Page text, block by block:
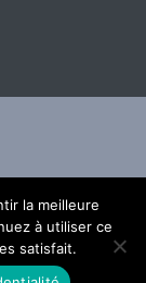
la meilleure
à utiliser ce
satisfait.